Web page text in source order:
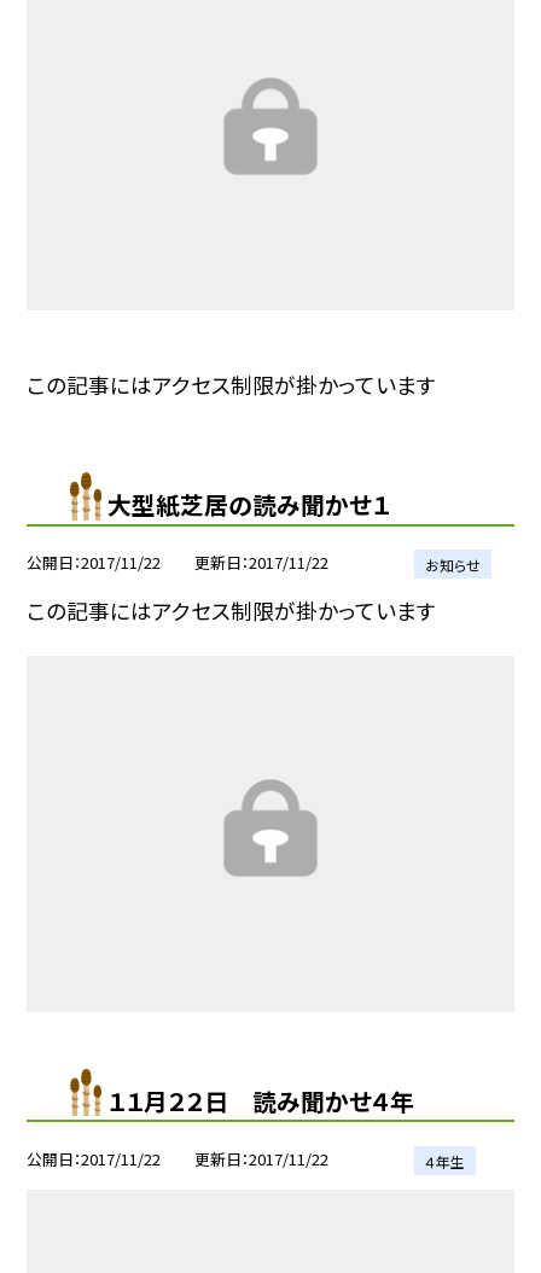
この記事にはアクセス制限が掛かっています
大型紙芝居の読み聞かせ１
公開日 2017/11/22 更新日 2017/11/22 お知らせ
この記事にはアクセス制限が掛かっています
１１月２２日 読み聞かせ４年
公開日 2017/11/22 更新日 2017/11/22 ４年生